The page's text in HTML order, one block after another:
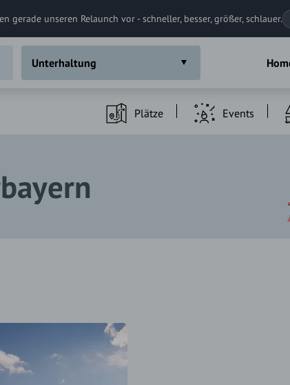
gerade unseren Relaunch vor - schneller, besser, größer, schlauer.
Unterhaltung
Plätze Events